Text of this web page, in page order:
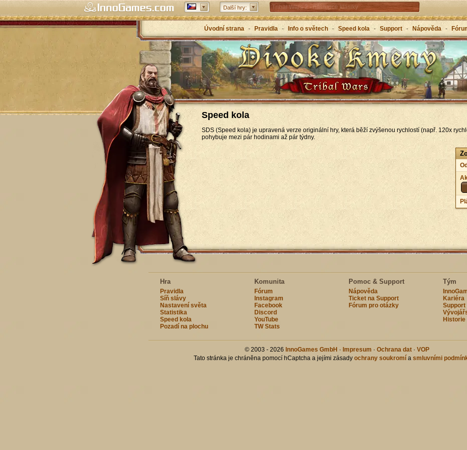
Další hry: Tribal Wars 2 - nástupce klasiky
Forge of Empires – strategicky napříč věky
Grepolis – vybuduj svou říši v antickém Řecku
Úvodní strana - Pravidla - Info o světech - Speed kola - Support - Nápověda -
Speed kola
SDS (Speed kola) je upravená verze originální hry, která běží zvýšenou rychlostí (např. 120x
pohybuje mezi pár hodinami až pár týdny.
Hra
Pravidla
Síň slávy
Nastavení světa
Statistika
Speed kola
Pozadí na plochu
Komunita
Fórum
Instagram
Facebook
Discord
YouTube
TW Stats
Pomoc & Support
Nápověda
Ticket na Support
Fórum pro otázky
Tým
Kariéra
Support
Historie
© 2003 - 2026 InnoGames GmbH · Impresum · Ochrana dat · VOP
Tato stránka je chráněna pomocí hCaptcha a jejími zásady ochrany soukromí a smluvními